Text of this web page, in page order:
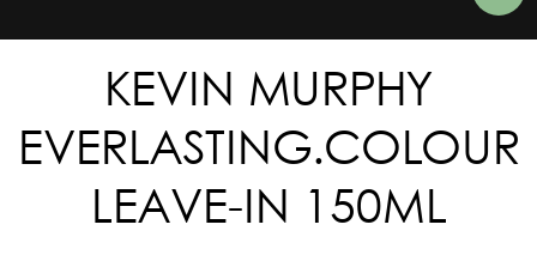
KEVIN MURPHY
EVERLASTING.COLOUR
LEAVE-IN 150ML